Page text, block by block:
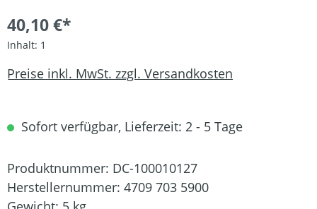
40,10 €*
Inhalt: 1
Preise inkl. MwSt. zzgl. Versandkosten
Sofort verfügbar, Lieferzeit: 2 - 5 Tage
Produktnummer: DC-100010127
Herstellernummer: 4709 703 5900